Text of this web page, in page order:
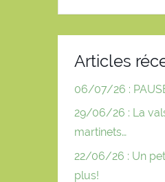
Articles
06/07/26 :
29/06/26 : La
martinets…
22/06/26 : Un
plus!